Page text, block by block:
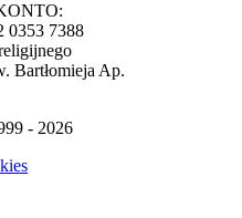
0353 7388
Bartłomieja Ap.
- 2026